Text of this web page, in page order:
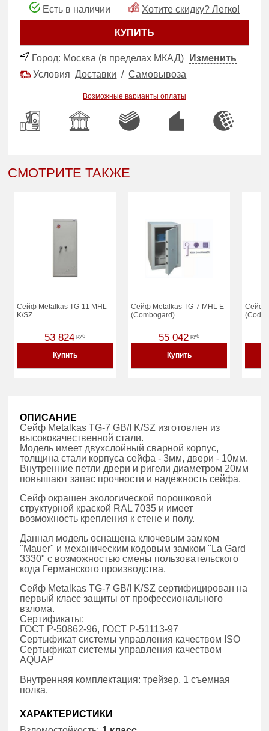
Есть в наличии Хотите скидку? Легко!
КУПИТЬ
Город: Москва (в пределах МКАД)
Изменить
УсловияДоставки /Самовывоза
Возможные варианты оплаты
СМОТРИТЕ ТАКЖЕ
Сейф Metalkas TG-11 MHL
K/SZ
53 824 руб
Купить
Сейф Metalkas TG-7 MHL E
(Combogard)
55 042 руб
Купить
Сейф
(Code
ОПИСАНИЕ
Сейф Metalkas TG-7 GB/I K/SZ изготовлен из
высококачественной стали.
Модель имеет двухслойный сварной корпус,
толщина стали корпуса сейфа - 3мм, двери - 10мм.
Внутренние петли двери и ригели диаметром 20мм
повышают запас прочности и надежность сейфа.
Сейф окрашен экологической порошковой
структурной краской RAL 7035 и имеет
возможность крепления к стене и полу.
Данная модель оснащена ключевым замком
"Mauer" и механическим кодовым замком "La Gard
3330" с возможностью смены пользовательского
кода Германского производства.
Сейф Metalkas TG-7 GB/I K/SZ сертифицирован на
первый класс защиты от профессионального
взлома.
Сертификаты:
ГОСТ Р-50862-96, ГОСТ Р-51113-97
Сертыфикат системы управления качеством ISO
Сертыфикат системы управления качеством
AQUAP
Внутренняя комплектация: трейзер, 1 съемная
полка.
ХАРАКТЕРИСТИКИ